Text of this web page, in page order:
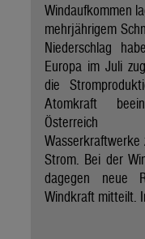
Windaufkommen
mehrjährigem
Niederschlag
Europa im Juli
die
Atomkraft
Österreich
Wasserkraftwerke
Strom. Bei der
dagegen neue
Windkraft mitteilt.